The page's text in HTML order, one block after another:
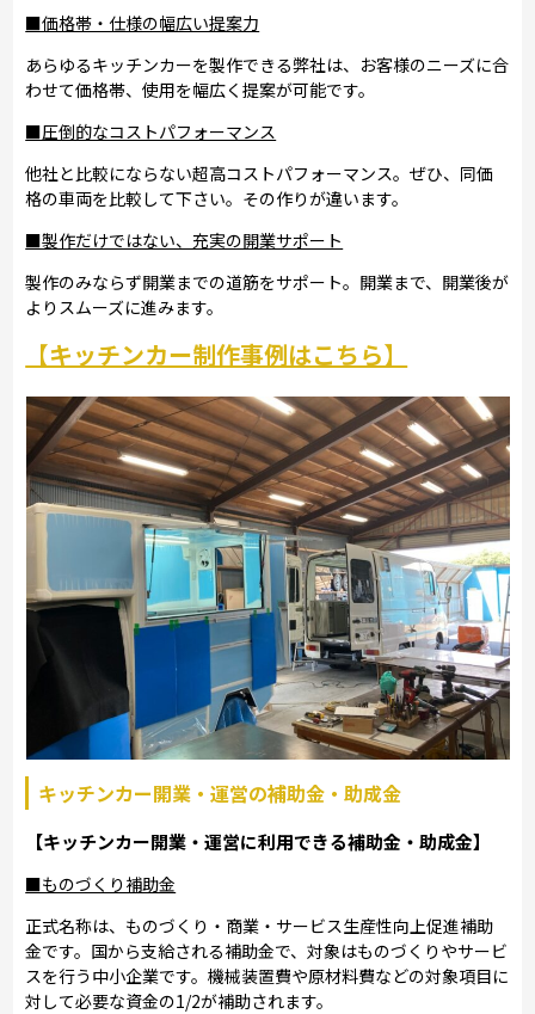
■価格帯・仕様の幅広い提案力
あらゆるキッチンカーを製作できる弊社は、お客様のニーズに合
わせて価格帯、使用を幅広く提案が可能です。
■圧倒的なコストパフォーマンス
他社と比較にならない超高コストパフォーマンス。ぜひ、同価
格の車両を比較して下さい。その作りが違います。
■製作だけではない、充実の開業サポート
製作のみならず開業までの道筋をサポート。開業まで、開業後が
よりスムーズに進みます。
【キッチンカー制作事例はこちら】
キッチンカー開業・運営の補助金・助成金
【キッチンカー開業・運営に利用できる補助金・助成金】
■ものづくり補助金
正式名称は、ものづくり・商業・サービス生産性向上促進補助
金です。国から支給される補助金で、対象はものづくりやサービ
スを行う中小企業です。機械装置費や原材料費などの対象項目に
対して必要な資金の1/2が補助されます。